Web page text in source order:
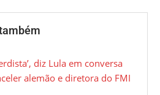
diz Lula em conversa
alemão e diretora do FMI